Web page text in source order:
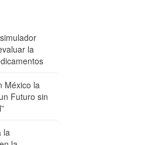
la
México la
Futuro sin
la